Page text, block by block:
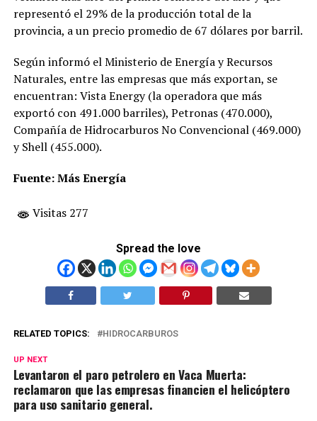
representó el 29% de la producción total de la
provincia, a un precio promedio de 67 dólares por barril.
Según informó el Ministerio de Energía y Recursos
Naturales, entre las empresas que más exportan, se
encuentran: Vista Energy (la operadora que más
exportó con 491.000 barriles), Petronas (470.000),
Compañía de Hidrocarburos No Convencional (469.000)
y Shell (455.000).
Fuente: Más Energía
Visitas 277
Spread the love
RELATED TOPICS: HIDROCARBUROS
UP NEXT
Levantaron el paro petrolero en Vaca Muerta:
reclamaron que las empresas financien el helicóptero
para uso sanitario general.